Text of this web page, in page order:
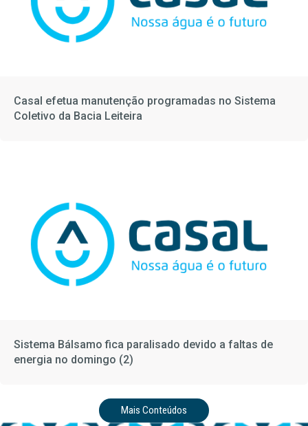
Casal efetua manutenção programadas no Sistema
Coletivo da Bacia Leiteira
Sistema Bálsamo fica paralisado devido a faltas de
energia no domingo (2)
Mais Conteúdos